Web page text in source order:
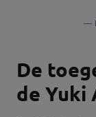
De
de Yuki